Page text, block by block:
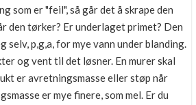
som er "feil", så går det å skrape den
den tørker? Er underlaget primet? Den
selv, p,g,a, for mye vann under blanding.
og vent til det løsner. En murer skal
er avretningsmasse eller støp når
er mye finere, som mel. Er du